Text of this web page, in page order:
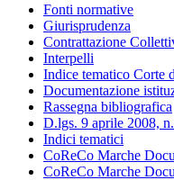
Fonti normative
Giurisprudenza
Contrattazione
Interpelli
Indice tematico Corte
Documentazione
Rassegna bibliografica
D.lgs. 9 aprile 2008,
Indici tematici
CoReCo Marche
CoReCo Marche